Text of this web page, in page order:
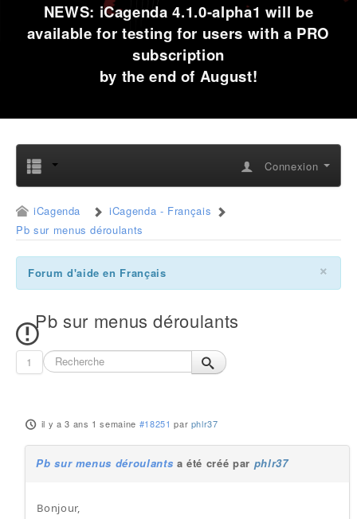
NEWS: iCagenda 4.1.0-alpha1 will be
available for testing for users with a PRO
subscription
by the end of August!
Connexion
iCagenda
iCagenda - Français
Pb sur menus déroulants
×
Forum d'aide en Français
Pb sur menus déroulants
1
il y a 3 ans 1 semaine #18251 par phlr37
Pb sur menus déroulants a été créé par phlr37
Bonjour,